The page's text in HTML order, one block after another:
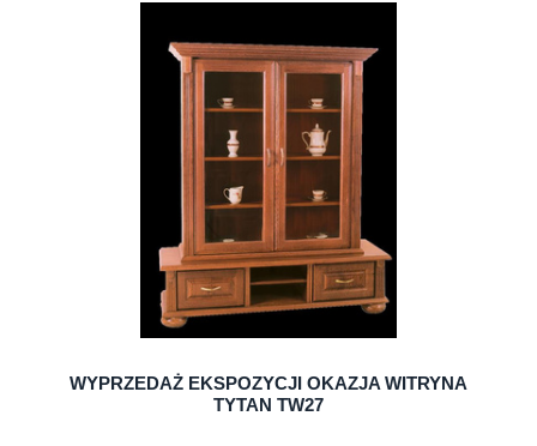
do koszyka
WYPRZEDAŻ EKSPOZYCJI OKAZJA WITRYNA
TYTAN TW27